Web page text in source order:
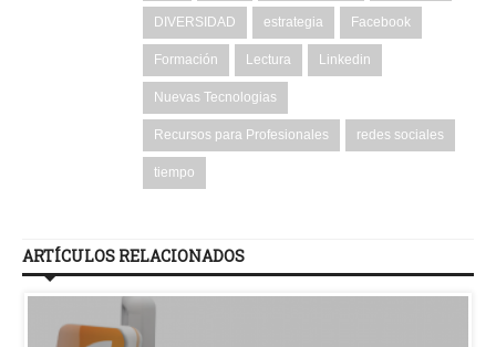
DIVERSIDAD estrategia Facebook
Formación Lectura Linkedin
Nuevas Tecnologias
Recursos para Profesionales redes sociales
tiempo
ARTÍCULOS RELACIONADOS